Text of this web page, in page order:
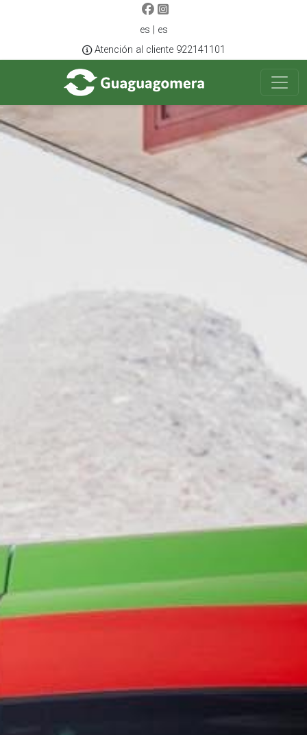
es | es
Atención al cliente 922141101